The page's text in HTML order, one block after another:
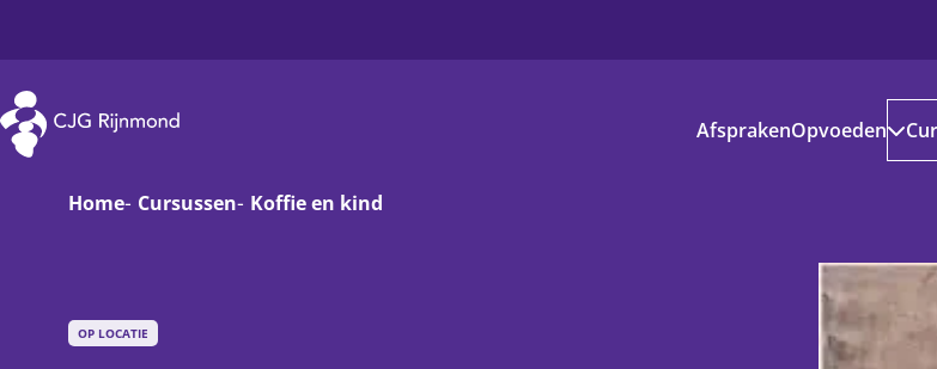
Baby
CJG Rijnmond
AfsprakenOpvoeden
Home Cursussen Koffie en kind
OP LOCATIE